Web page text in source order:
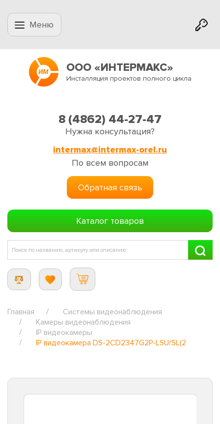
Меню
ООО «ИНТЕРМАКС»
Инсталляция проектов полного цикла
8 (4862) 44-27-47
Нужна консультация?
intermax@intermax-orel.ru
По всем вопросам
Обратная связь
Каталог товаров
Главная
Системы видеонаблюдения
Камеры видеонаблюдения
IP видеокамеры
IP видеокамера DS-2CD2347G2P-LSU/SL(2